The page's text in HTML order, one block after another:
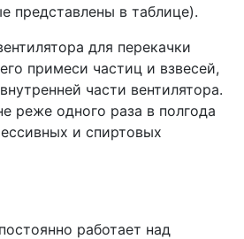
представлены в таблице).
для перекачки
примеси частиц и взвесей,
части вентилятора.
реже одного раза в полгода
и спиртовых
работает над